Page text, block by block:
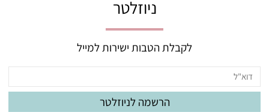
ניוזלטר
לקבלת הטבות ישירות למייל